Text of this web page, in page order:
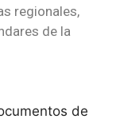
regionales,
de la